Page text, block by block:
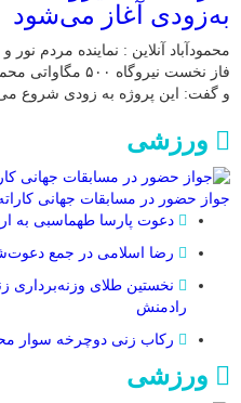
به‌زودی آغاز می‌شود
محمودآباد آنلاین : نماینده مردم
و گفت: این پروژه به زودی شروع
ورزشی
جواز حضور در مسابقات جهانی
دعوت پارسا طهماسبی به
رضا اسلامی در جمع
نخستین طلای وزنه‌برداری
رادمنش
رکاب زنی دوچرخه سوار
ورزشی